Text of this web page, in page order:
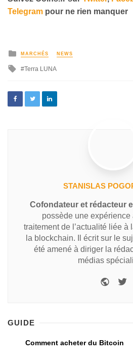
Telegram pour ne rien manquer
MARCHÉS NEWS
Terra LUNA
STANISLAS
Cofondateur et rédacteur
possède une expérience
traitement de l’actualité liée à
la blockchain. Il écrit sur le
été amené à diriger la
médias
GUIDE
Comment acheter du Bitcoin